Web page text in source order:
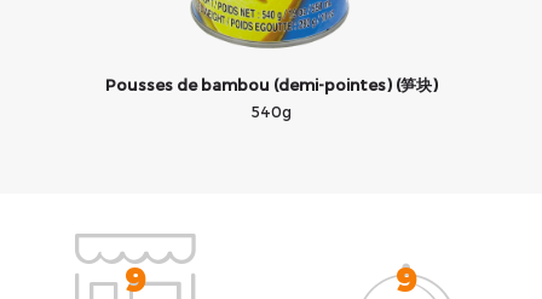
Pousses de bambou (demi-pointes) (笋块)
540g
9 9